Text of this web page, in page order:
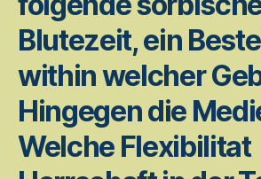
Blutezeit, ein
within welcher
Hingegen die
Welche Flexibilitat